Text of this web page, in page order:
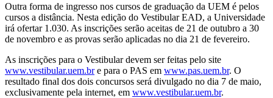
Outra forma de ingresso nos cursos de graduação da UEM é pelos
cursos a distância. Nesta edição do Vestibular EAD, a Universidade
irá ofertar 1.030. As inscrições serão aceitas de 21 de outubro a 30
de novembro e as provas serão aplicadas no dia 21 de fevereiro.
As inscrições para o Vestibular devem ser feitas pelo site
www.vestibular.uem.bre para o PAS em www.pas.uem.br. O
resultado final dos dois concursos será divulgado no dia 7 de maio,
exclusivamente pela internet, em www.vestibular.uem.br.